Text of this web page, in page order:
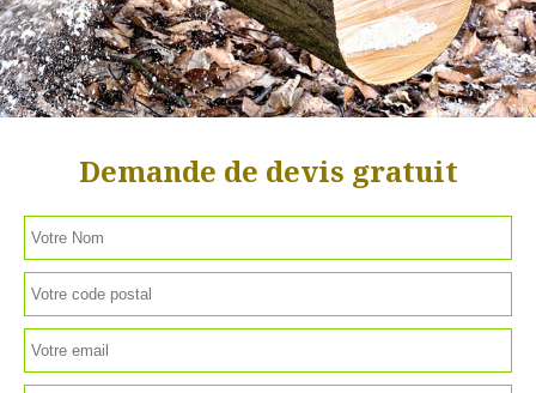
Demande de devis gratuit